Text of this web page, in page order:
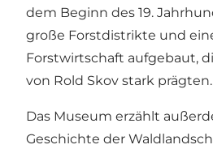
dem Beginn des 19.
große Forstdistrikte und
Forstwirtschaft aufgebaut,
von Rold Skov stark prägten.
Das Museum erzählt
Geschichte der